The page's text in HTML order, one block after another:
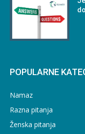
POPULARNE
Namaz
Razna pitanja
Ženska pitanja